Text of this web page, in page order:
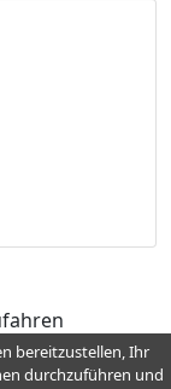
bereitzustellen, Ihr
durchzuführen und